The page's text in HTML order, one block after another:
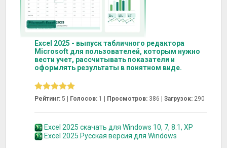
Excel 2025 - выпуск табличного редактора
Microsoft для пользователей, которым нужно
вести учет, рассчитывать показатели и
оформлять результаты в понятном виде.
Рейтинг: 5 | Голосов: 1 | Просмотров: 386 | Загрузок: 290
Excel 2025 скачать для Windows 10, 7, 8.1, XP
Excel 2025 Русская версия для Windows